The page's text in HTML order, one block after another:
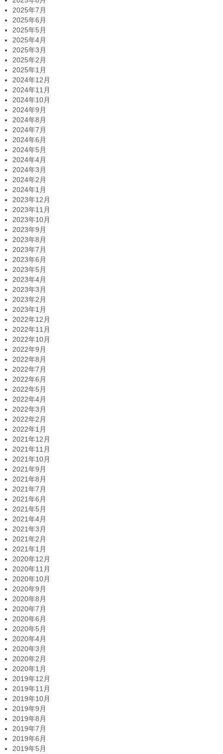
2025年7月
2025年6月
2025年5月
2025年4月
2025年3月
2025年2月
2025年1月
2024年12月
2024年11月
2024年10月
2024年9月
2024年8月
2024年7月
2024年6月
2024年5月
2024年4月
2024年3月
2024年2月
2024年1月
2023年12月
2023年11月
2023年10月
2023年9月
2023年8月
2023年7月
2023年6月
2023年5月
2023年4月
2023年3月
2023年2月
2023年1月
2022年12月
2022年11月
2022年10月
2022年9月
2022年8月
2022年7月
2022年6月
2022年5月
2022年4月
2022年3月
2022年2月
2022年1月
2021年12月
2021年11月
2021年10月
2021年9月
2021年8月
2021年7月
2021年6月
2021年5月
2021年4月
2021年3月
2021年2月
2021年1月
2020年12月
2020年11月
2020年10月
2020年9月
2020年8月
2020年7月
2020年6月
2020年5月
2020年4月
2020年3月
2020年2月
2020年1月
2019年12月
2019年11月
2019年10月
2019年9月
2019年8月
2019年7月
2019年6月
2019年5月